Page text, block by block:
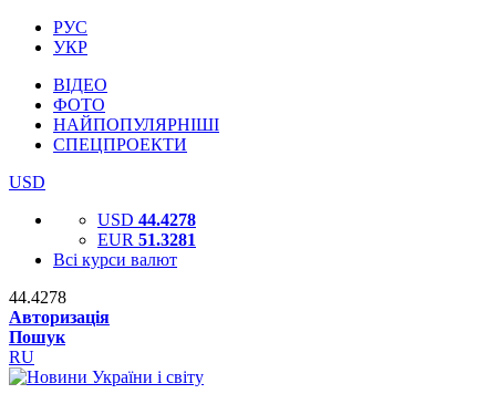
РУС
УКР
ВІДЕО
ФОТО
НАЙПОПУЛЯРНІШІ
СПЕЦПРОЕКТИ
USD
USD 44.4278
EUR 51.3281
Всі курси валют
44.4278
Авторизація
Пошук
RU